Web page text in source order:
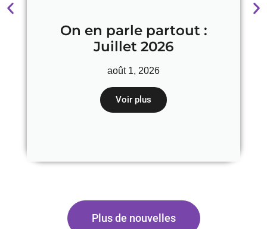
On en parle partout :
Juillet 2026
août 1, 2026
Voir plus
Plus de nouvelles